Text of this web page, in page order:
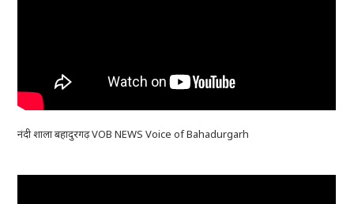
नंदी शाला बहादुरगढ़ VOB NEWS Voice of Bahadurgarh